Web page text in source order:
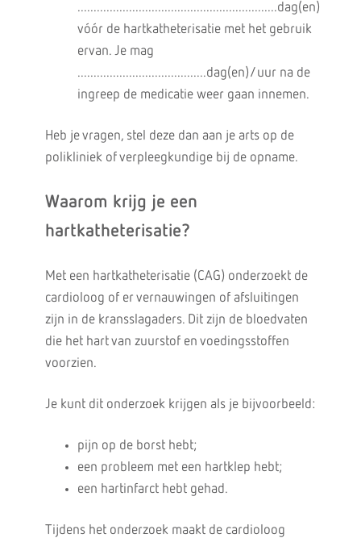
..............................................................dag(en)
vóór de hartkatheterisatie met het gebruik
ervan. Je mag
........................................dag(en)/uur na de
ingreep de medicatie weer gaan innemen.
Heb je vragen, stel deze dan aan je arts op de
polikliniek of verpleegkundige bij de opname.
Waarom krijg je een
hartkatheterisatie?
Met een hartkatheterisatie (CAG) onderzoekt de
cardioloog of er vernauwingen of afsluitingen
zijn in de kransslagaders. Dit zijn de bloedvaten
die het hart van zuurstof en voedingsstoffen
voorzien.
Je kunt dit onderzoek krijgen als je bijvoorbeeld:
pijn op de borst hebt;
een probleem met een hartklep hebt;
een hartinfarct hebt gehad.
Tijdens het onderzoek maakt de cardioloog